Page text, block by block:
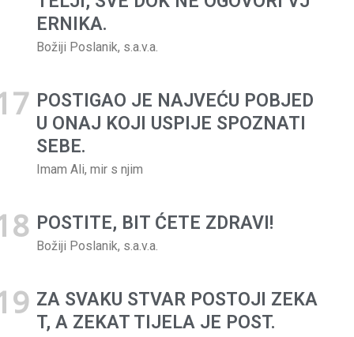
SIROMAŠNOG I BUDE
PRAVEDAN PREMA
ERNIKA.
Božiji Poslanik, s.a.v.a.
POSTIGAO JE NAJVEĆU POBJED
U ONAJ KOJI US­PIJE SPOZNATI
SEBE.
Imam Ali, mir s njim
POSTITE, BIT ĆETE ZDRAVI!
Božiji Poslanik, s.a.v.a.
ZA SVAKU STVAR POSTOJI ZEKA
T, A ZEKAT TIJELA JE POST.